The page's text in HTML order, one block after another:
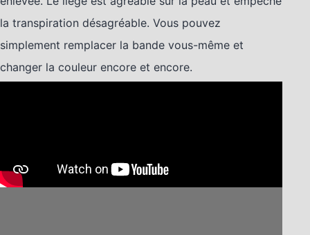
la transpiration désagréable. Vous pouvez
simplement remplacer la bande vous-même et
changer la couleur encore et encore.